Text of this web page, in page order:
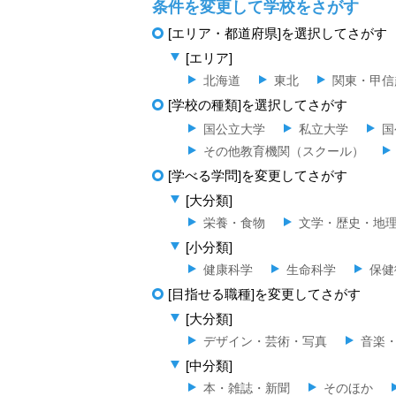
条件を変更して学校をさがす
[エリア・都道府県]を選択してさがす
[エリア]
北海道 東北 関東・甲
[学校の種類]を選択してさがす
国公立大学 私立大学
その他教育機関（スクール）
[学べる学問]を変更してさがす
[大分類]
栄養・食物 文学・歴史・地
[小分類]
健康科学 生命科学 保
[目指せる職種]を変更してさがす
[大分類]
デザイン・芸術・写真 音楽
[中分類]
本・雑誌・新聞 そのほか